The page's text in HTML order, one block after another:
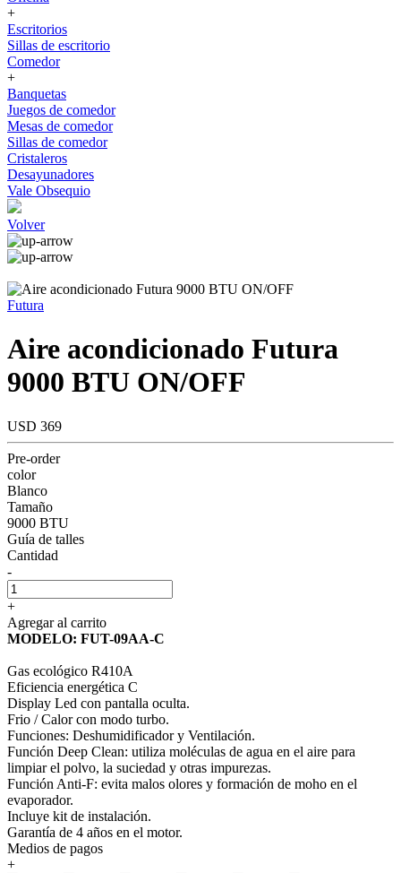
+
Escritorios
Sillas de escritorio
Comedor
+
Banquetas
Juegos de comedor
Mesas de comedor
Sillas de comedor
Cristaleros
Desayunadores
Vale Obsequio
Volver
Futura
Aire acondicionado Futura
9000 BTU ON/OFF
USD 369
Pre-order
color
Blanco
Tamaño
9000 BTU
Guía de talles
Cantidad
-
+
Agregar al carrito
MODELO: FUT-09AA-C
Gas ecológico R410A
Eficiencia energética C
Display Led con pantalla oculta.
Frio / Calor con modo turbo.
Funciones: Deshumidificador y Ventilación.
Función Deep Clean: utiliza moléculas de agua en el aire para
limpiar el polvo, la suciedad y otras impurezas.
Función Anti-F: evita malos olores y formación de moho en el
evaporador.
Incluye kit de instalación.
Garantía de 4 años en el motor.
Medios de pagos
+